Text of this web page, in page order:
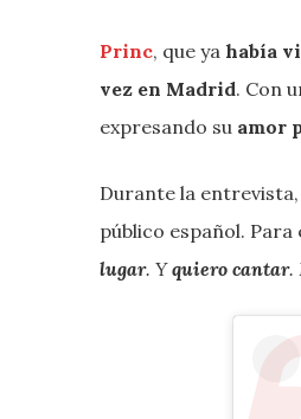
Princ, que ya había
vez en Madrid. Con
expresando su amor
Durante la entrevista,
público español. Para
lugar. Yquiero cantar.